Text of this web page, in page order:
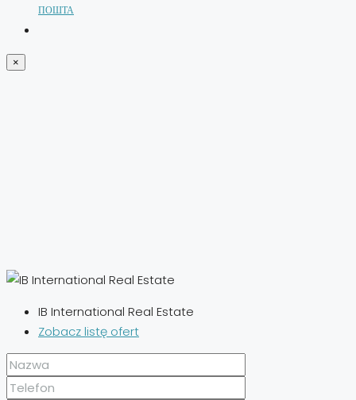
ПОШТА
×
IB International Real Estate
Zobacz listę ofert